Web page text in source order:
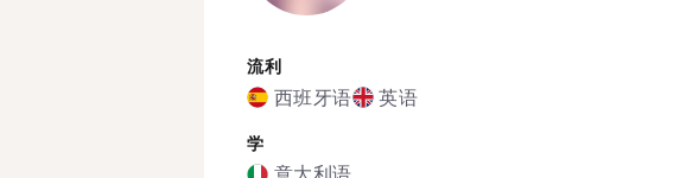
流利
西班牙语 英语
学